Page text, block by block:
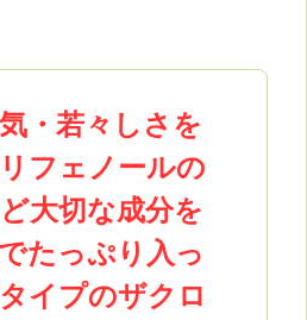
・若々しさを
フェノールの
大切な成分を
たっぷり入っ
イプのザクロ